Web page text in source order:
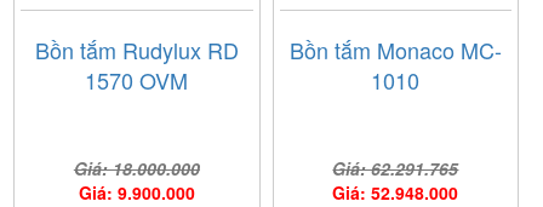
Bồn tắm Rudylux RD
1570 OVM
Giá: 18.000.000
Giá: 9.900.000
Bồn tắm Monaco MC-
1010
Giá: 62.291.765
Giá: 52.948.000